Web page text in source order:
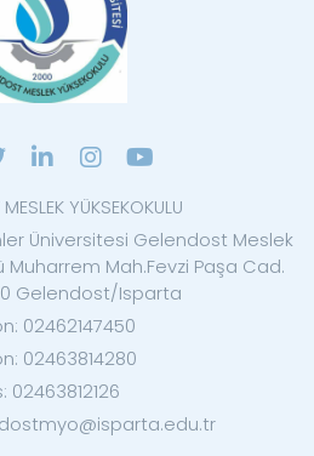
YÜKSEKOKULU
Üniversitesi Gelendost Meslek
Muharrem Mah.Fevzi Paşa Cad.
Gelendost/Isparta
02462147450
02463814280
02463812126